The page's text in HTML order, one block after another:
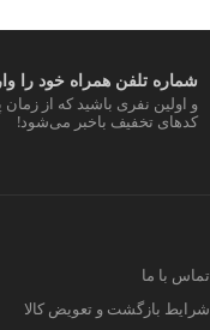
شماره تلفن همراه خود را
و اولین نفری باشید که از
کدهای تخفیف باخبر می‌شود!
تماس با ما
شرایط بازگشت و تعویض کالا